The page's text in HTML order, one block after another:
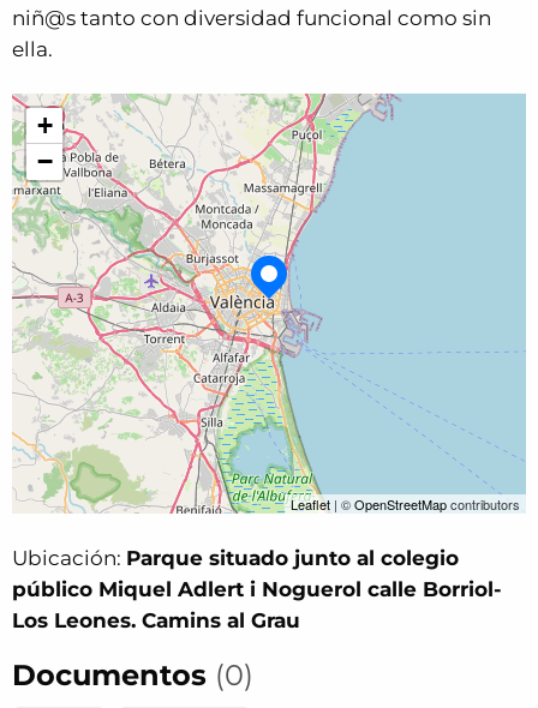
niñ@s tanto con diversidad funcional como sin
ella.
+
−
Leaflet | ©OpenStreetMapcontributors
Ubicación: Parque situado junto al colegio
público Miquel Adlert i Noguerol calle Borriol-
Los Leones. Camins al Grau
Documentos (0)